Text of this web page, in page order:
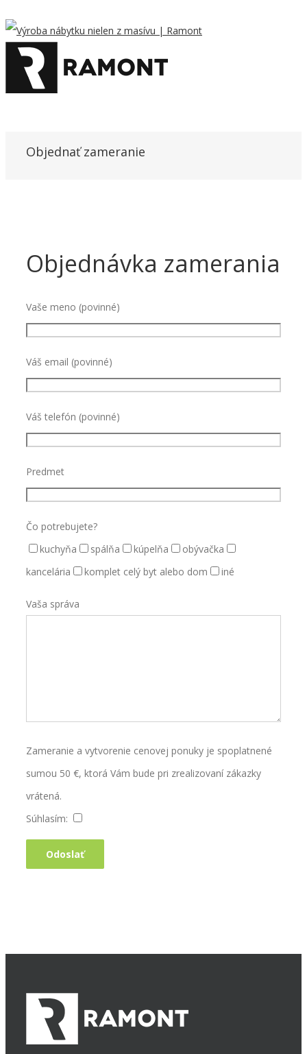
Objednať zameranie
Objednávka zamerania
Vaše meno (povinné)
Váš email (povinné)
Váš telefón (povinné)
Predmet
Čo potrebujete?
kuchyňa
spálňa kúpelňa
obývačka
kancelária
komplet celý byt alebo dom iné
Vaša správa
Zameranie a vytvorenie cenovej ponuky je spoplatnené
sumou 50 €, ktorá Vám bude pri zrealizovaní zákazky
vrátená.
Súhlasím: